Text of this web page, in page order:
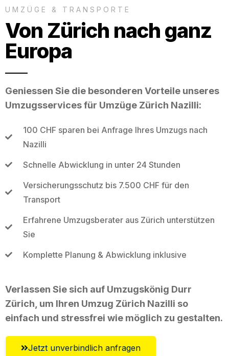
UMZÜGE & TRANSPORTE
Von Zürich nach ganz
Europa
Geniessen Sie die besonderen Vorteile unseres
Umzugsservices für Umzüge Zürich Nazilli:
100 CHF sparen bei Anfrage Ihres Umzugs nach
Nazilli
Schnelle Abwicklung in unter 24 Stunden
Versicherungsschutz bis 7.500 CHF für den
Transport
Erfahrene Umzugsberater aus Zürich unterstützen
Sie
Komplette Planung & Abwicklung inklusive
Verlassen Sie sich auf Umzugskönig Durr
Zürich, um Ihren Umzug Zürich Nazilli so
einfach und stressfrei wie möglich zu gestalten.
Jetzt unverbindlich anfragen